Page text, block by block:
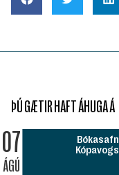
ÞÚ GÆTIR HAFT ÁHUGA Á
07
ÁGÚ
Bókasafn
Kópavogs